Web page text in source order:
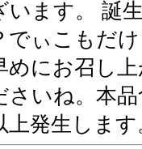
います。 誕
でぃこもだ
めにお召し
さいね。本
上発生しま